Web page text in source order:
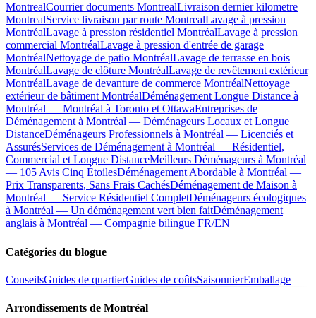
MontrealCourrier documents MontrealLivraison dernier kilometre
MontrealService livraison par route MontrealLavage à pression
MontréalLavage à pression résidentiel MontréalLavage à pression
commercial MontréalLavage à pression d'entrée de garage
MontréalNettoyage de patio MontréalLavage de terrasse en bois
MontréalLavage de clôture MontréalLavage de revêtement extérieur
MontréalLavage de devanture de commerce MontréalNettoyage
extérieur de bâtiment MontréalDéménagement Longue Distance à
Montréal — Montréal à Toronto et OttawaEntreprises de
Déménagement à Montréal — Déménageurs Locaux et Longue
DistanceDéménageurs Professionnels à Montréal — Licenciés et
AssurésServices de Déménagement à Montréal — Résidentiel,
Commercial et Longue DistanceMeilleurs Déménageurs à Montréal
— 105 Avis Cinq ÉtoilesDéménagement Abordable à Montréal —
Prix Transparents, Sans Frais CachésDéménagement de Maison à
Montréal — Service Résidentiel CompletDéménageurs écologiques
à Montréal — Un déménagement vert bien faitDéménagement
anglais à Montréal — Compagnie bilingue FR/EN
Catégories du blogue
ConseilsGuides de quartierGuides de coûtsSaisonnierEmballage
Arrondissements de Montréal